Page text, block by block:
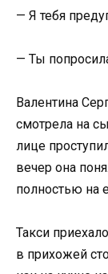
— Я тебя
— Ты
Валентина
смотрела на
лице
вечер она
полностью на
Такси
в прихожей